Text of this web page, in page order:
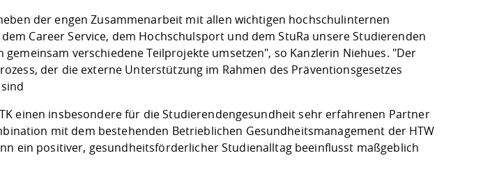
der engen Zusammenarbeit mit allen wichtigen hochschulinternen
Career Service, dem Hochschulsport und dem StuRa unsere Studierenden
verschiedene Teilprojekte umsetzen", so Kanzlerin Niehues. "Der
der die externe Unterstützung im Rahmen des Präventionsgesetzes
einen insbesondere für die Studierendengesundheit sehr erfahrenen Partner
mit dem bestehenden Betrieblichen Gesundheitsmanagement der HTW
ein positiver, gesundheitsförderlicher Studienalltag beeinflusst maßgeblich